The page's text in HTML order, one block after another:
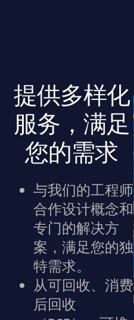
提供多样化
服务，满足
您的需求
与我们的工程师
合作设计概念和
专门的解决方
案，满足您的独
特需求。
从可回收、消费
后回收